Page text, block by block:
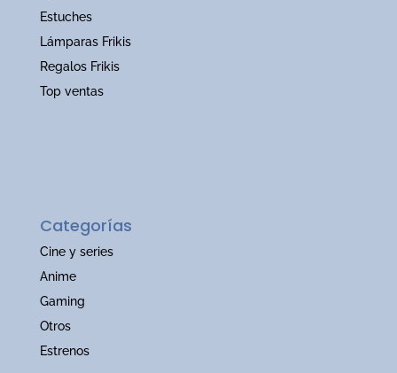
Estuches
Lámparas Frikis
Regalos Frikis
Top ventas
Categorías
Cine y series
Anime
Gaming
Otros
Estrenos